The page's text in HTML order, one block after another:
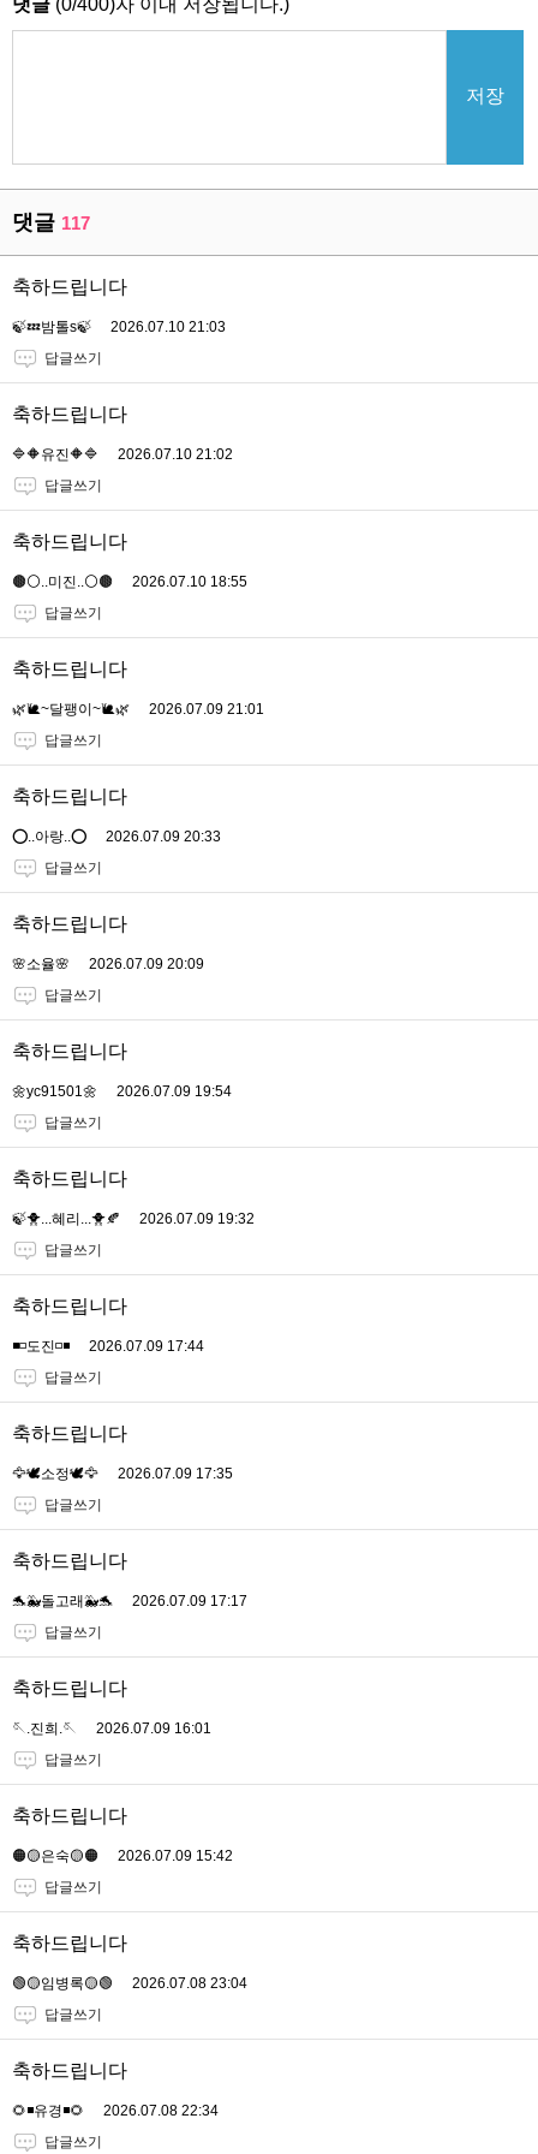
저장
댓글 117
축하드립니다
🍃💤밤톨s🍃
2026.07.10 21:03
답글쓰기
축하드립니다
🔷🔶유진🔶🔷
2026.07.10 21:02
답글쓰기
축하드립니다
🟤⚪️..미진..⚪️🟤
2026.07.10 18:55
답글쓰기
축하드립니다
🌿🐌~달팽이~🐌🌿
2026.07.09 21:01
답글쓰기
축하드립니다
⭕..아랑..⭕
2026.07.09 20:33
답글쓰기
축하드립니다
🌸소율🌸
2026.07.09 20:09
답글쓰기
축하드립니다
🌼yc91501🌼
2026.07.09 19:54
답글쓰기
축하드립니다
🍃🐥...혜리...🐥🍂
2026.07.09 19:32
답글쓰기
축하드립니다
◾️◽️도진◽️◾️
2026.07.09 17:44
답글쓰기
축하드립니다
🦅🕊소정🕊🦅
2026.07.09 17:35
답글쓰기
축하드립니다
🐬🐳돌고래🐳🐬
2026.07.09 17:17
답글쓰기
축하드립니다
🪡.진희.🪡
2026.07.09 16:01
답글쓰기
축하드립니다
🟠🟡은숙🟡🟠
2026.07.09 15:42
답글쓰기
축하드립니다
🟢🟡임병록🟡🟢
2026.07.08 23:04
답글쓰기
축하드립니다
🌻◾유경◾🌻
2026.07.08 22:34
답글쓰기